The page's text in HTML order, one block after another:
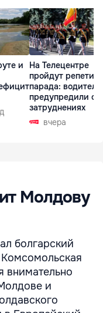
и
На Телецентре
пройдут
парада:
предупредили о
затруднениях
вчера
Молдову
болгарский
внимательно
и